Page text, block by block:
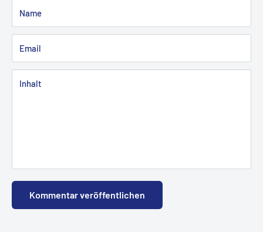
Name
Email
Inhalt
Kommentar veröffentlichen